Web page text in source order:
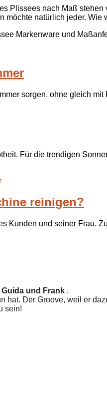
Plissees nach Maß
möchte natürlich jeder.
Markenware und
sorgen, ohne gleich
Für die trendigen
reinigen?
Kunden und seiner Frau.
Guida und Frank .
hat. Der Groove, weil er
sein!